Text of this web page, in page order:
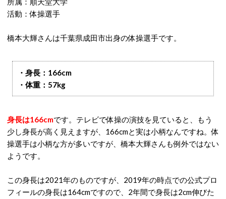
活動：体操選手
橋本大輝さんは千葉県成田市出身の体操選手です。
・身長：166cm
・体重：57kg
身長は166cmです。テレビで体操の演技を見ていると、もう
少し身長が高く見えますが、166cmと実は小柄なんですね。体
操選手は小柄な方が多いですが、橋本大輝さんも例外ではない
ようです。
この身長は2021年のものですが、2019年の時点での公式プロ
フィールの身長は164cmですので、2年間で身長は2cm伸びた